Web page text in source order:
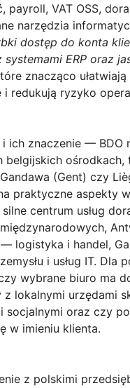
payroll, VAT OSS,
narzędzia
dostęp do konta
ERP oraz
znacząco
i redukują ryzyko
ich znaczenie — BDO
belgijskich ośrodkach,
(Gent) czy
praktyczne aspekty
centrum usług
logistyka i handel,
i usług IT. Dla
wybrane biuro ma
z lokalnymi urzędami
socjalnymi oraz czy
w imieniu klienta.
z polskimi